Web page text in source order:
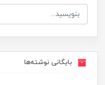
بایگانی نوشته‌ها